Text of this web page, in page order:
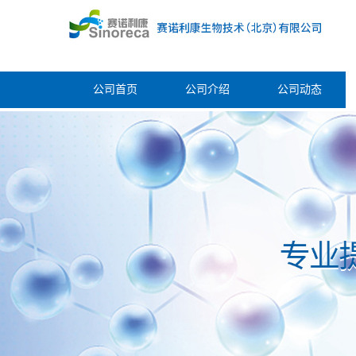
公司首页 公司介绍 公司动态